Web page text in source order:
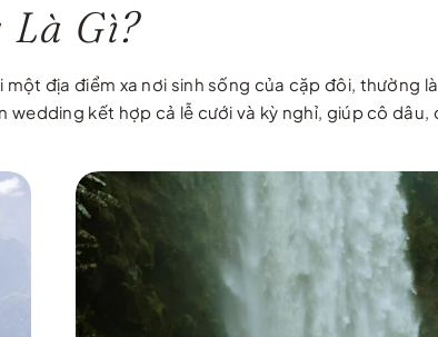
Gì?
địa điểm xa nơi sinh sống của cặp đôi, thường
kết hợp cả lễ cưới và kỳ nghỉ, giúp cô